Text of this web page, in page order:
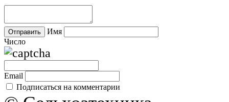
Имя
Число
Email
Подписаться на комментарии